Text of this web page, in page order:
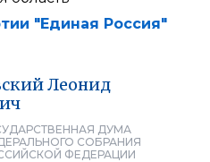
"Единая Россия"
Леонид
ДУМА
СОБРАНИЯ
ФЕДЕРАЦИИ